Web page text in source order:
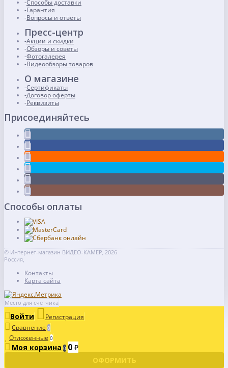
Способы доставки
Гарантия
Вопросы и ответы
Пресс-центр
Акции и скидки
Обзоры и советы
Фотогалерея
Видеообзоры товаров
О магазине
Сертификаты
Договор оферты
Реквизиты
Присоединяйтесь
Способы оплаты
© Интернет-магазин ВИДЕО-КАМЕР, 2026
Россия,
Контакты
Карта сайта
Место для счетчика
Войти
Регистрация
Сравнение 0
Отложенные 0
Моя корзина 0 0 ₽
ОФОРМИТЬ